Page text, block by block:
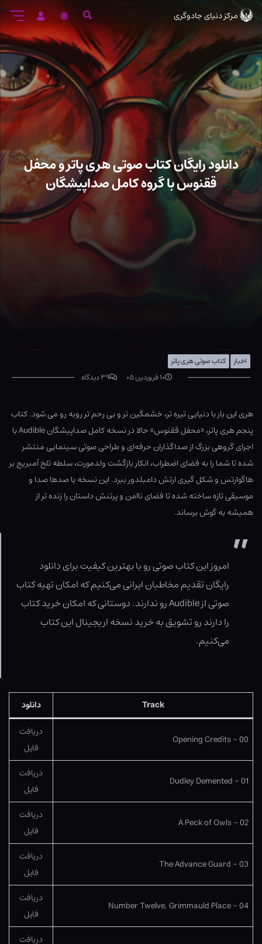
مرکز دنیای جادوگری
دانلود رایگان کتاب صوتی هری پاتر و محفل
ققنوس با گروه کامل صداپیشگان
اخبار
کتاب صوتی هری پاتر
۱۰ فروردین ۰۵
۳۹ دیدگاه
هری این بار با دنیایی تیره تر، خشمگین تر و بی رحم تر روبه رو می شود. کتاب
پنجم هری پاتر، «محفل ققنوس» حالا در نسخه کامل صداپیشگان Audible با
اجرای گروهی بزرگ از صداگذاران حرفه‌ای و طراحی صوتی سینمایی منتشر
شده تا شما را به فضای اضطراب، انکار بازگشت ولدمورت، سلطه تلخ آمبریج بر
هاگوارتس و شکل گیری ارتش دامبلدور ببرد. این نسخه با صدها صدا و
موسیقی تازه ساخته شده تا فضای ناامن و پرتنش داستان را زنده تر از
همیشه به گوش برساند.
امروز این کتاب صوتی رو با بهترین کیفیت برای دانلود
رایگان تقدیم مخاطبان ایرانی می‌کنیم که امکان تهیه کتاب
صوتی از Audible رو ندارند. دوستانی که امکان خرید کتاب
را دارند رو تشویق به خرید نسخه اریجینال این کتاب
می‌کنیم.
Track دانلود
00 – Opening Credits
دریافت
فایل
01 – Dudley Demented
دریافت
فایل
02 – A Peck of Owls
دریافت
فایل
03 – The Advance Guard
دریافت
فایل
04 – Number Twelve, Grimmauld Place
دریافت
فایل
دریافت